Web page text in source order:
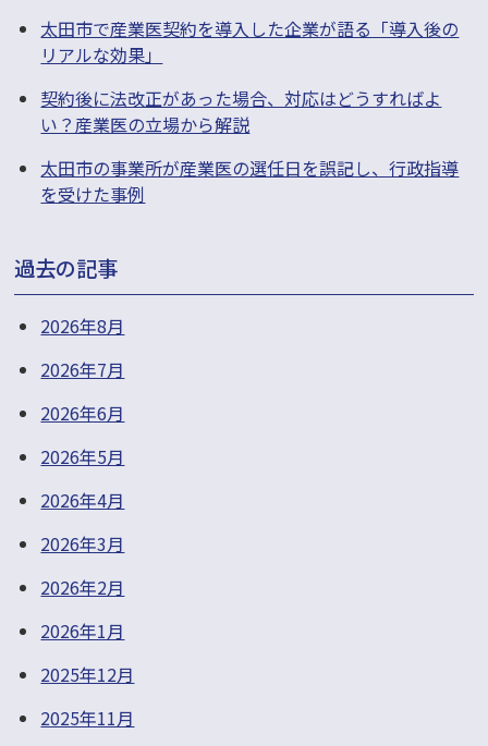
太田市で産業医契約を導入した企業が語る「導入後の
リアルな効果」
契約後に法改正があった場合、対応はどうすればよ
い？産業医の立場から解説
太田市の事業所が産業医の選任日を誤記し、行政指導
を受けた事例
過去の記事
2026年8月
2026年7月
2026年6月
2026年5月
2026年4月
2026年3月
2026年2月
2026年1月
2025年12月
2025年11月